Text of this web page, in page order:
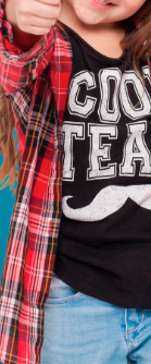
a Norte”.
que se
Programas
como a
desejada
do Sousa.
da
Empresa
que terá
Paços de